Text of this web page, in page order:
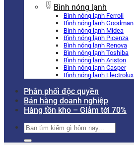
Bình nóng lạnh
Bình nóng lạnh Ferroli
Bình nóng lạnh Goodman
Bình nóng lạnh Midea
Bình nóng lạnh Picenza
Bình nóng lạnh Renova
Bình nóng lạnh Toshiba
Bình nóng lạnh Ariston
Bình nóng lạnh Casper
Bình nóng lạnh Electrolux
Phân phối độc quyền
Bán hàng doanh nghiệp
Hàng tồn kho – Giảm tới 70%
Tìm
kiếm: